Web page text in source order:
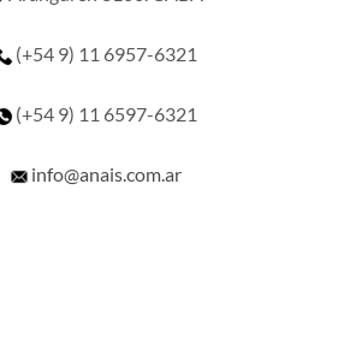
(+54 9) 11 6957-6321
(+54 9) 11 6597-6321
info@anais.com.ar